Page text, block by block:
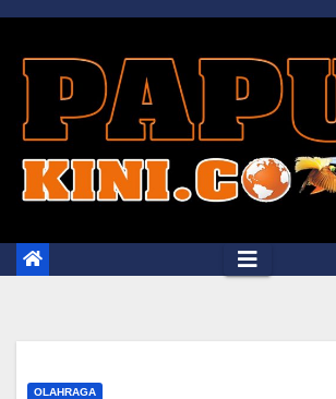
Skip
content
OLAHRAGA